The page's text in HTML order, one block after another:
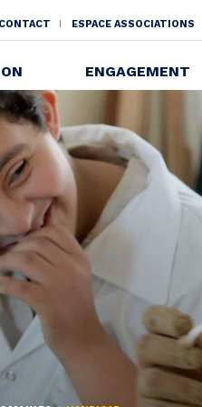
CONTACT ESPACE ASSOCIATIONS
ENGAGEMENT